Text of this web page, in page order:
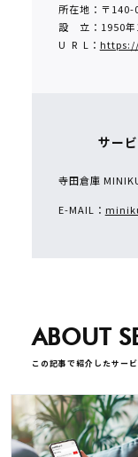
所在地：〒
設 立：1950年
U R L：
サー
寺田倉庫
E-MAIL：
ABOUT
この記事で紹介したサー